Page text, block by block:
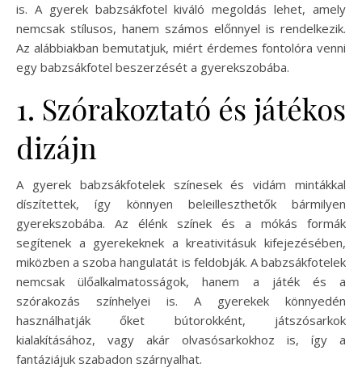
is. A gyerek babzsákfotel kiváló megoldás lehet, amely
nemcsak stílusos, hanem számos előnnyel is rendelkezik.
Az alábbiakban bemutatjuk, miért érdemes fontolóra venni
egy babzsákfotel beszerzését a gyerekszobába.
1. Szórakoztató és játékos
dizájn
A gyerek babzsákfotelek színesek és vidám mintákkal
díszítettek, így könnyen beleilleszthetők bármilyen
gyerekszobába. Az élénk színek és a mókás formák
segítenek a gyerekeknek a kreativitásuk kifejezésében,
miközben a szoba hangulatát is feldobják. A babzsákfotelek
nemcsak ülőalkalmatosságok, hanem a játék és a
szórakozás színhelyei is. A gyerekek könnyedén
használhatják őket bútorokként, játszósarkok
kialakításához, vagy akár olvasósarkokhoz is, így a
fantáziájuk szabadon szárnyalhat.